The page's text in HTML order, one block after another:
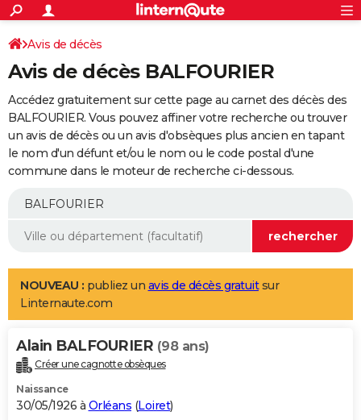
ACTUALITÉS
Politique
Société
Faits Divers
Education
Monde
Villes
+
SPORT
Coupe du monde 2026
Football
Tennis
Cyclisme
Rugby
Forum
Programme TV
TNT
Streaming
Cinéma
Sorties cinéma
Musique
+
FINANCE
Impôts
Immobilier
Risques naturels par ville
Banque
Assurance
Crédit
AUTO
Essais
Réserver un essai
Citadines
Berlines
SUV
Forum auto
+
Mobiles
Meilleur smartphone
Internet
Ordinateurs
Jeux vidéo
Guide high-tech
Aménagement intérieur
LIFESTYLE
Art de vivre
Bien-être
Loisirs
Mode
Modes de vie
Alimentation
Guide de la santé
Maladies
Médicaments
Sommeil
VOYAGE
Destinations
City break
Voyage nature
Voyage de noces
Forum
Climat
+PHOTO
GUIDES D'ACHAT
Avis de décès
Avis de décès BALFOURIER
Accédez gratuitement sur cette page au carnet des décès des
BALFOURIER. Vous pouvez affiner votre recherche ou trouver
un avis de décès ou un avis d'obsèques plus ancien en tapant
le nom d'un défunt et/ou le nom ou le code postal d'une
commune dans le moteur de recherche ci-dessous.
NOUVEAU : publiez un avis de décès gratuitsur
Linternaute.com
Alain BALFOURIER (98 ans)
Créer une cagnotte obsèques
Naissance
30/05/1926 à Orléans (Loiret)